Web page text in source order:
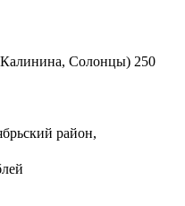
Солонцы) 250
район,